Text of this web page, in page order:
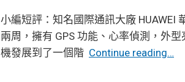
小編短評：知名國際通訊大廠 HUAWEI
兩周，擁有 GPS 功能、心率偵測，外
機發展到了一個階 Continue reading…